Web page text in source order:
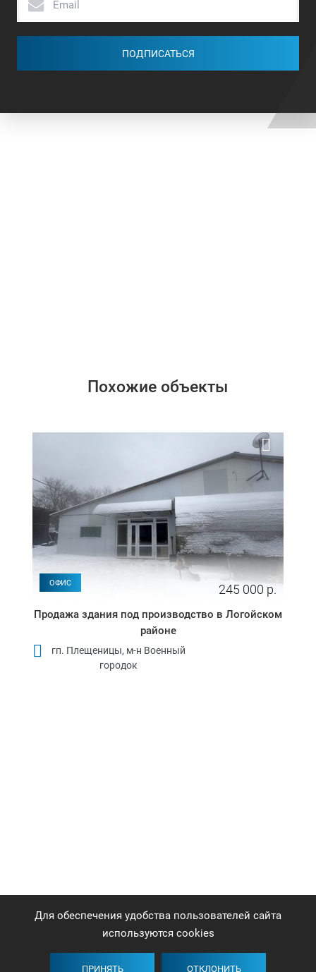
ПОДПИСАТЬСЯ
Похожие объекты
ОФИС 245 000 р.
Продажа здания под производство в Логойском
районе
гп. Плещеницы, м-н Военный
городок
Для обеспечения удобства пользователей сайта
используются cookies
ПРИНЯТЬ ОТКЛОНИТЬ